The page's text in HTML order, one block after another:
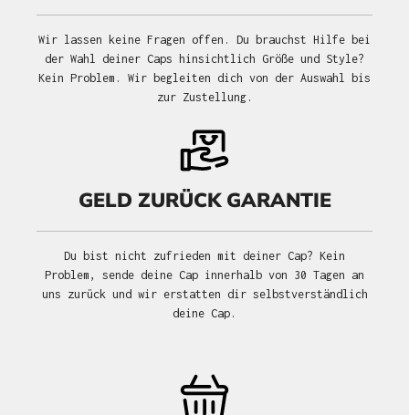
Wir lassen keine Fragen offen. Du brauchst Hilfe bei
der Wahl deiner Caps hinsichtlich Größe und Style?
Kein Problem. Wir begleiten dich von der Auswahl bis
zur Zustellung.
GELD ZURÜCK GARANTIE
Du bist nicht zufrieden mit deiner Cap? Kein
Problem, sende deine Cap innerhalb von 30 Tagen an
uns zurück und wir erstatten dir selbstverständlich
deine Cap.